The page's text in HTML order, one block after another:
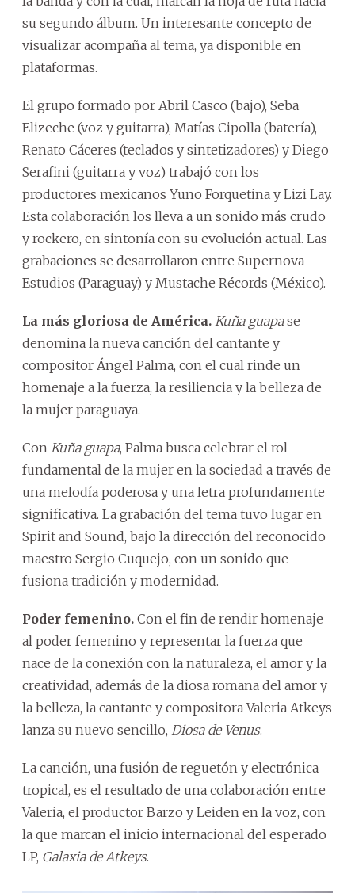
su segundo álbum. Un interesante concepto de
visualizar acompaña al tema, ya disponible en
plataformas.
El grupo formado por Abril Casco (bajo), Seba
Elizeche (voz y guitarra), Matías Cipolla (batería),
Renato Cáceres (teclados y sintetizadores) y Diego
Serafini (guitarra y voz) trabajó con los
productores mexicanos Yuno Forquetina y Lizi Lay.
Esta colaboración los lleva a un sonido más crudo
y rockero, en sintonía con su evolución actual. Las
grabaciones se desarrollaron entre Supernova
Estudios (Paraguay) y Mustache Récords (México).
La más gloriosa de América. Kuña guapase
denomina la nueva canción del cantante y
compositor Ángel Palma, con el cual rinde un
homenaje a la fuerza, la resiliencia y la belleza de
la mujer paraguaya.
Con Kuña guapa, Palma busca celebrar el rol
fundamental de la mujer en la sociedad a través de
una melodía poderosa y una letra profundamente
significativa. La grabación del tema tuvo lugar en
Spirit and Sound, bajo la dirección del reconocido
maestro Sergio Cuquejo, con un sonido que
fusiona tradición y modernidad.
Poder femenino. Con el fin de rendir homenaje
al poder femenino y representar la fuerza que
nace de la conexión con la naturaleza, el amor y la
creatividad, además de la diosa romana del amor y
la belleza, la cantante y compositora Valeria Atkeys
lanza su nuevo sencillo, Diosa de Venus.
La canción, una fusión de reguetón y electrónica
tropical, es el resultado de una colaboración entre
Valeria, el productor Barzo y Leiden en la voz, con
la que marcan el inicio internacional del esperado
LP, Galaxia de Atkeys.